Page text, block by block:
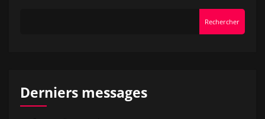
Rechercher
Derniers messages